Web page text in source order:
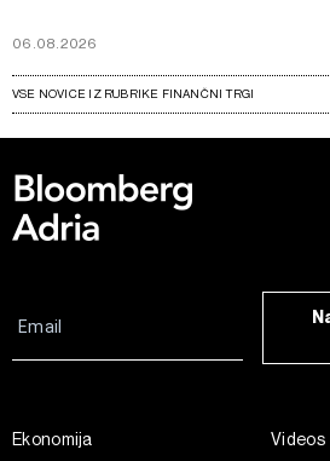
06.08.2026
VSE NOVICE IZ RUBRIKE FINANČNI TRGI
Ekonomija
Videos